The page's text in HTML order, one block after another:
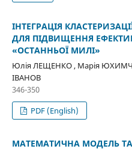
ІНТЕГРАЦІЯ
ДЛЯ ПІДВИЩЕННЯ
«ОСТАННЬОЇ МИЛІ»
Юлія ЛЕЩЕНКО , Марія
ІВАНОВ
346-350
PDF (English)
МАТЕМАТИЧНА МОДЕЛЬ